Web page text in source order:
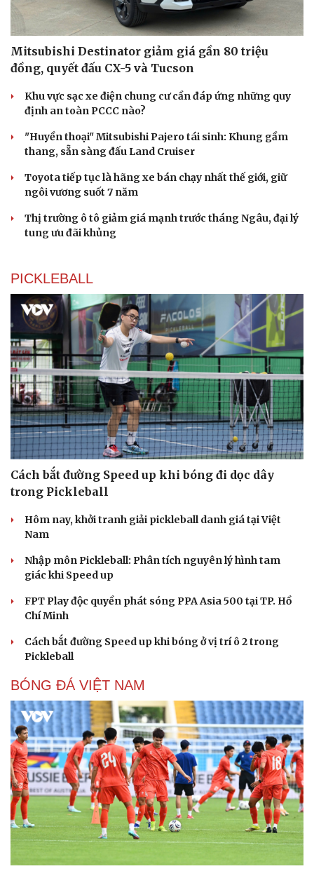
Du lịch
Tư vấn
Săn Tour
check-in
Podcast
Câu chuyện thời sự
Đọc truyện đêm khuya
Cửa sổ tình yêu
Kể chuyện cho bé
Hạt giống tâm hồn
Mitsubishi Destinator giảm giá gần 80 triệu
đồng, quyết đấu CX-5 và Tucson
Khu vực sạc xe điện chung cư cần đáp ứng những quy
định an toàn PCCC nào?
"Huyền thoại" Mitsubishi Pajero tái sinh: Khung gầm
thang, sẵn sàng đấu Land Cruiser
Toyota tiếp tục là hãng xe bán chạy nhất thế giới, giữ
ngôi vương suốt 7 năm
Thị trường ô tô giảm giá mạnh trước tháng Ngâu, đại lý
tung ưu đãi khủng
PICKLEBALL
Cách bắt đường Speed up khi bóng đi dọc dây
trong Pickleball
Hôm nay, khởi tranh giải pickleball danh giá tại Việt
Nam
Nhập môn Pickleball: Phân tích nguyên lý hình tam
giác khi Speed up
FPT Play độc quyền phát sóng PPA Asia 500 tại TP. Hồ
Chí Minh
Cách bắt đường Speed up khi bóng ở vị trí ô 2 trong
Pickleball
BÓNG ĐÁ VIỆT NAM